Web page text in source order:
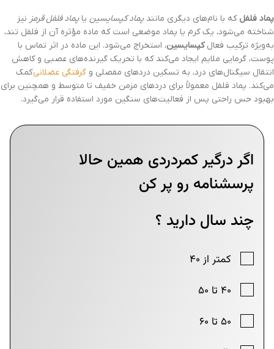
پماد فلفل که با نام‌های دیگری مانند پماد کپسایسین یا پماد فلفل قرمز نیز
شناخته می‌شود، یک کرم یا پماد موضعی است که ماده مؤثره آن از فلفل تند،
به‌ویژه ترکیب فعالکپسایسین، استخراج می‌شود. این ماده در اثر تماس با
پوست، گرمایی ملایم ایجاد می‌کند که با تحریک گیرنده‌های عصبی و کاهش
انتقال سیگنال‌های درد، به تسکین دردهای مفصلی و گرفتگی عضلانیکمک
می‌کند. پماد فلفل معمولاً برای دردهای مزمن خفیف تا متوسط و همچنین برای
بهبود حس راحتی پس از فعالیت‌های سنگین مورد استفاده قرار می‌گیرد.